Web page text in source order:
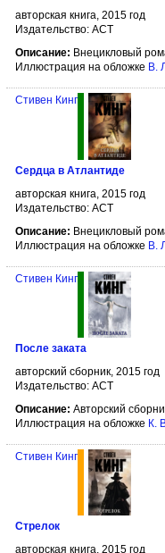
авторская книга, 2015 год
Издательство: АСТ
Описание: Внецикловый
Иллюстрация на обложке В.
Стивен Кинг
Сердца в Атлантиде
авторская книга, 2015 год
Издательство: АСТ
Описание: Внецикловый
Иллюстрация на обложке В.
Стивен Кинг
После заката
авторский сборник, 2015 год
Издательство: АСТ
Описание: Авторский
Иллюстрация на обложке К.
Стивен Кинг
Стрелок
авторская книга, 2015 год